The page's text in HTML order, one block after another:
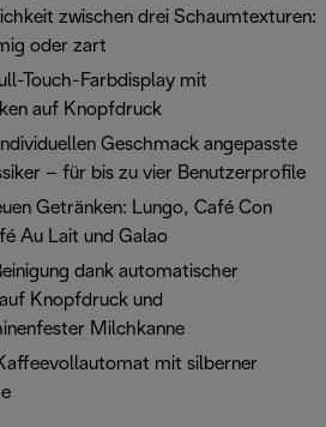
zwischen drei Schaumtexturen:
oder zart
Touch-Farbdisplay mit
auf Knopfdruck
Geschmack angepasste
– für bis zu vier Benutzerprofile
Getränken: Lungo, Café Con
Au Lait und Galao
dank automatischer
Knopfdruck und
Milchkanne
mit silberner